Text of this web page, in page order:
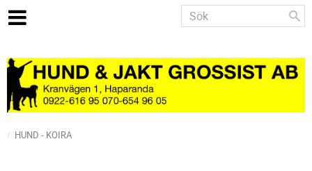
HUND - KOIRA